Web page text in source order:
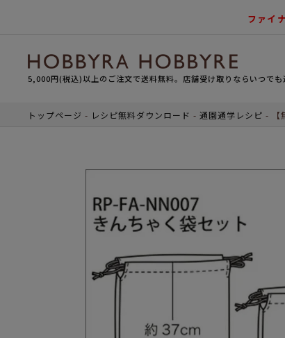
ファイ
5,000円(税込)以上のご注文で送料無料。店舗受け取りならいつでも
トップページ レシピ無料ダウンロード 通園通学レシピ